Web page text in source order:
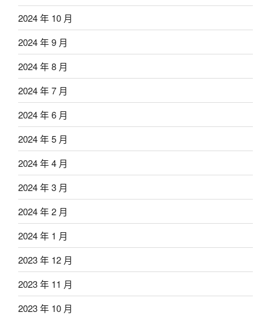
2024 年 10 月
2024 年 9 月
2024 年 8 月
2024 年 7 月
2024 年 6 月
2024 年 5 月
2024 年 4 月
2024 年 3 月
2024 年 2 月
2024 年 1 月
2023 年 12 月
2023 年 11 月
2023 年 10 月